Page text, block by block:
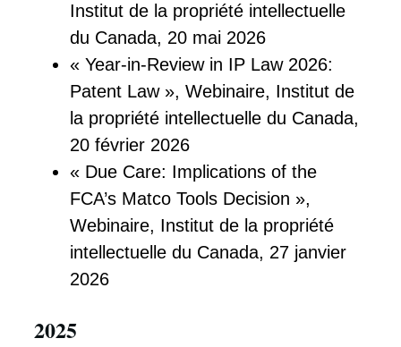
Institut de la propriété intellectuelle
du Canada, 20 mai 2026
« Year-in-Review in IP Law 2026:
Patent Law », Webinaire, Institut de
la propriété intellectuelle du Canada,
20 février 2026
« Due Care: Implications of the
FCA’s Matco Tools Decision »,
Webinaire, Institut de la propriété
intellectuelle du Canada, 27 janvier
2026
2025